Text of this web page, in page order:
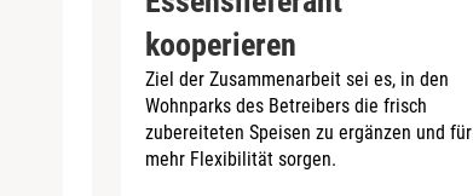
kooperieren
Ziel der Zusammenarbeit sei es, in den
Wohnparks des Betreibers die frisch
zubereiteten Speisen zu ergänzen und für
mehr Flexibilität sorgen.